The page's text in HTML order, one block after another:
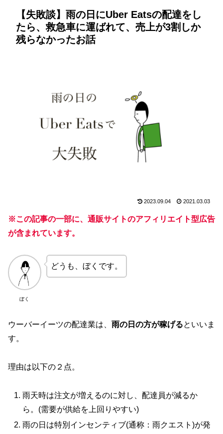
【失敗談】雨の日にUber Eatsの配達をし
たら、救急車に運ばれて、売上が3割しか
残らなかったお話
2023.09.04 2021.03.03
※この記事の一部に、通販サイトのアフィリエイト型広告
が含まれています。
ぼく
どうも、ぼくです。
ウーバーイーツの配達業は、 雨の日の方が稼げるといいま
す。
理由は以下の２点。
雨天時は注文が増えるのに対し、配達員が減るか
ら。(需要が供給を上回りやすい)
雨の日は特別インセンティブ(通称：雨クエスト)が発